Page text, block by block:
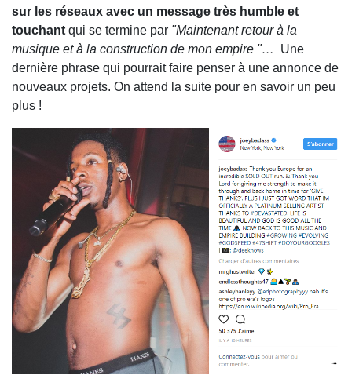
sur les réseaux avec un message très humble et
touchant qui se termine par "Maintenant retour à la
musique et à la construction de mon empire "… Une
dernière phrase qui pourrait faire penser à une annonce de
nouveaux projets. On attend la suite pour en savoir un peu
plus !